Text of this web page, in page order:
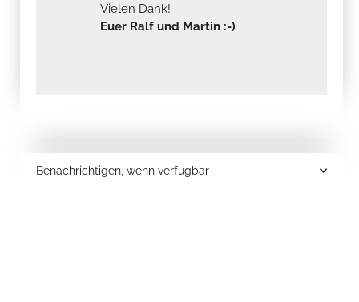
Vielen Dank!
Euer Ralf und Martin :-)
Benachrichtigen, wenn verfügbar